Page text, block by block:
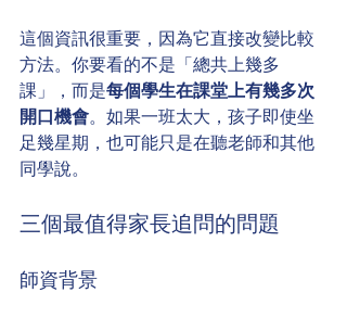
這個資訊很重要，因為它直接改變比較
方法。你要看的不是「總共上幾多
課」，而是每個學生在課堂上有幾多次
開口機會。如果一班太大，孩子即使坐
足幾星期，也可能只是在聽老師和其他
同學說。
三個最值得家長追問的問題
師資背景